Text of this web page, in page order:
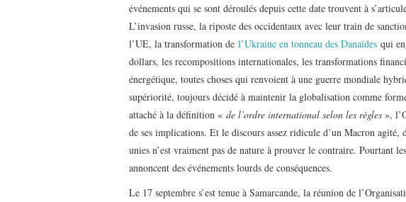
événements qui se sont déroulés depuis cette date trouvent à
L’invasion russe, la riposte des occidentaux avec leur train de
l’UE, la transformation de l’Ukraine en tonneau des Danaïdes qui
dollars, les recompositions internationales, les transformations
énergétique, toutes choses qui renvoient à une guerre mondiale
supériorité, toujours décidé à maintenir la globalisation comme
attaché à la définition « de l’ordre international selon les règles »,
de ses implications. Et le discours assez ridicule d’un Macron agité,
unies n’est vraiment pas de nature à prouver le contraire. Pourtant
annoncent des événements lourds de conséquences.
Le 17 septembre s’est tenue à Samarcande, la réunion de